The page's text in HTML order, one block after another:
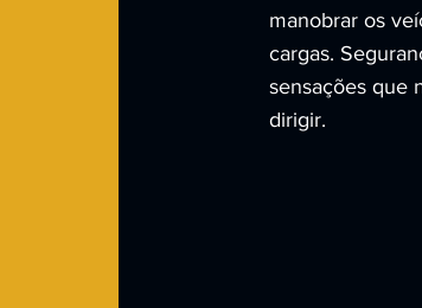
manobrar os
cargas.
sensações que
dirigir.